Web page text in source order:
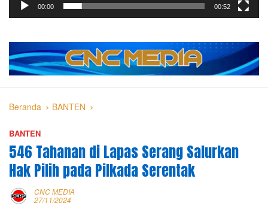
00:00 00:52
Beranda BANTEN
BANTEN
546 Tahanan di Lapas Serang Salurkan
Hak Pilih pada Pilkada Serentak
CNC MEDIA
27/11/2024